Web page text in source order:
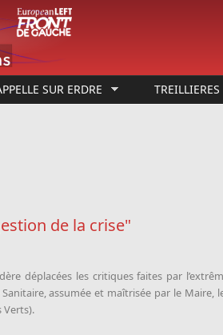
SUR ERDRE TREILLIERES
de la crise"
déplacées les critiques faites par
assumée et maîtrisée par le Maire,
Verts).